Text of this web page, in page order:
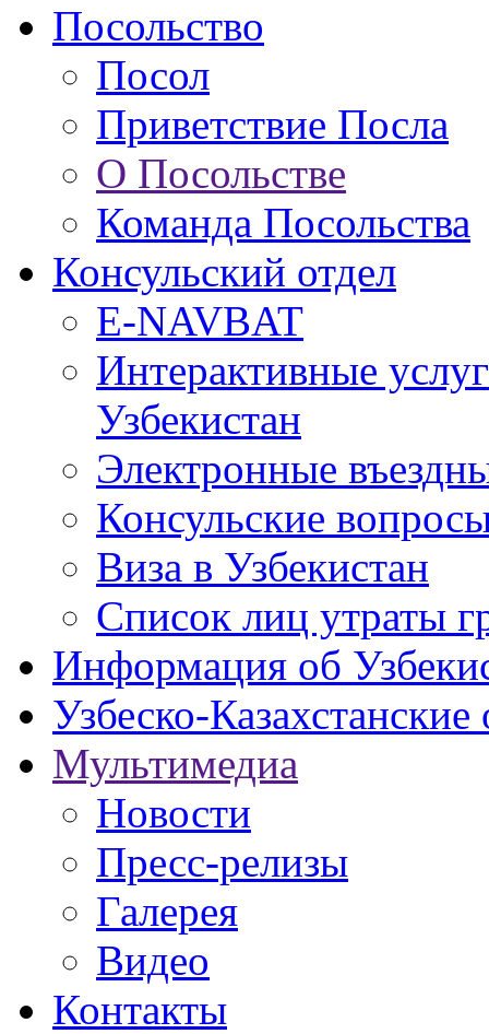
Посольство
Посол
Приветствие Посла
О Посольстве
Команда Посольства
Консульский отдел
E-NAVBAT
Интерактивные
Узбекистан
Электронные
Консульские
Виза в Узбекистан
Список лиц утраты
Информация об
Узбеско-
Мультимедиа
Новости
Пресс-релизы
Галерея
Видео
Контакты